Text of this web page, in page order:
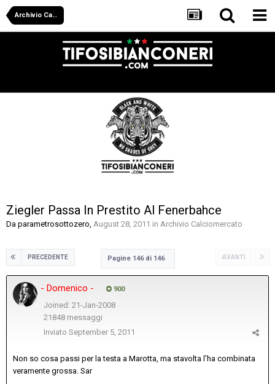
Archivio Calciomercato
Ziegler Passa In Prestito Al Fenerbahce
Da parametrosottozero, August 28, 2011 in Archivio Calciomercato
PRECEDENTE AVANTI
Pagine 146 di 146
- Domenico - 900
Joined: 21-Jan-2008
21848 messaggi
Inviato September 5, 2011
Non so cosa passi per la testa a Marotta, ma stavolta l'ha combinata
veramente grossa. Sar